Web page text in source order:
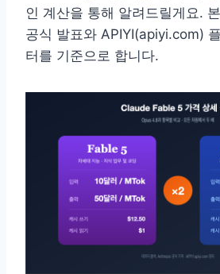
인 계산을 통해 알려드릴게요.
공식 발표와 APIYI(apiyi.com)
터를 기준으로 합니다.